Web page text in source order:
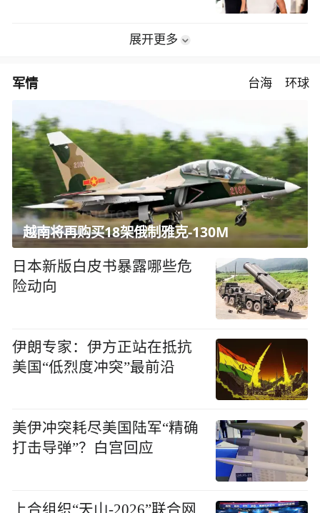
展开更多
军情 台海 环球
越南将再购买18架俄制雅克-130M
日本新版白皮书暴露哪些危
险动向
伊朗专家：伊方正站在抵抗
美国“低烈度冲突”最前沿
美伊冲突耗尽美国陆军“精确
打击导弹”？白宫回应
上合组织“天山-2026”联合网